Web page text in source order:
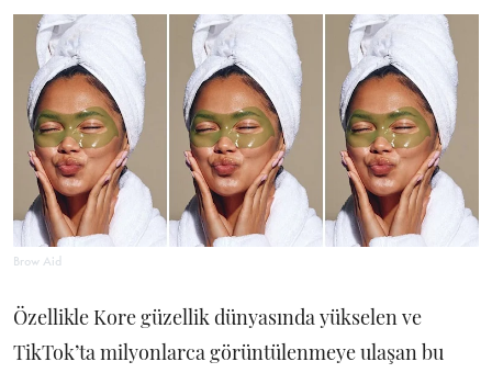
Brow Aid
Özellikle Kore güzellik dünyasında yükselen ve
TikTok’ta milyonlarca görüntülenmeye ulaşan bu